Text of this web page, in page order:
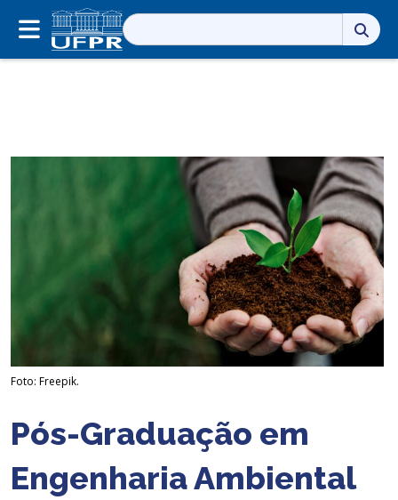
Pesquisar
por:
Foto: Freepik.
Pós-Graduação em
Engenharia Ambiental